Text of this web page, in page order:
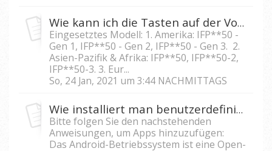
Wie kann ich die Tasten auf der Vorderseite des IFP5550/IFP6550/IFP7550/IFP8650 sperren?
Eingesetztes Modell: 1. Amerika: IFP**50 -
Gen 1, IFP**50 - Gen 2, IFP**50 - Gen 3. 2.
Asien-Pazifik & Afrika: IFP**50, IFP**50-2,
IFP**50-3. 3. Eur...
So, 24 Jan, 2021 um 3:44 NACHMITTAGS
Wie installiert man benutzerdefinierte Apps im Android-Modul für Displays der IFP50-Serie?
Bitte folgen Sie den nachstehenden
Anweisungen, um Apps hinzuzufügen:
Das Android-Betriebssystem ist eine Open-